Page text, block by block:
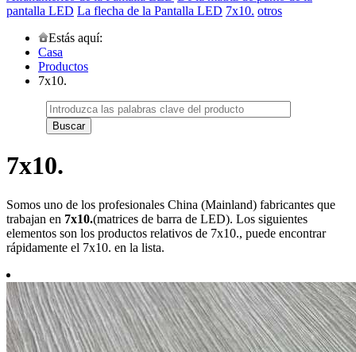
pantalla LED La flecha de la Pantalla LED 7x10. otros
Estás aquí:
Casa
Productos
7x10.
7x10.
Somos uno de los profesionales China (Mainland) fabricantes que
trabajan en 7x10.(matrices de barra de LED). Los siguientes
elementos son los productos relativos de 7x10., puede encontrar
rápidamente el 7x10. en la lista.